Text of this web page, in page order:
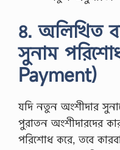
৪. অলিখিত
সুনাম
Payment)
যদি নতুন অংশীদার
পুরাতন অংশীদারদের
পরিশোধ করে, তবে